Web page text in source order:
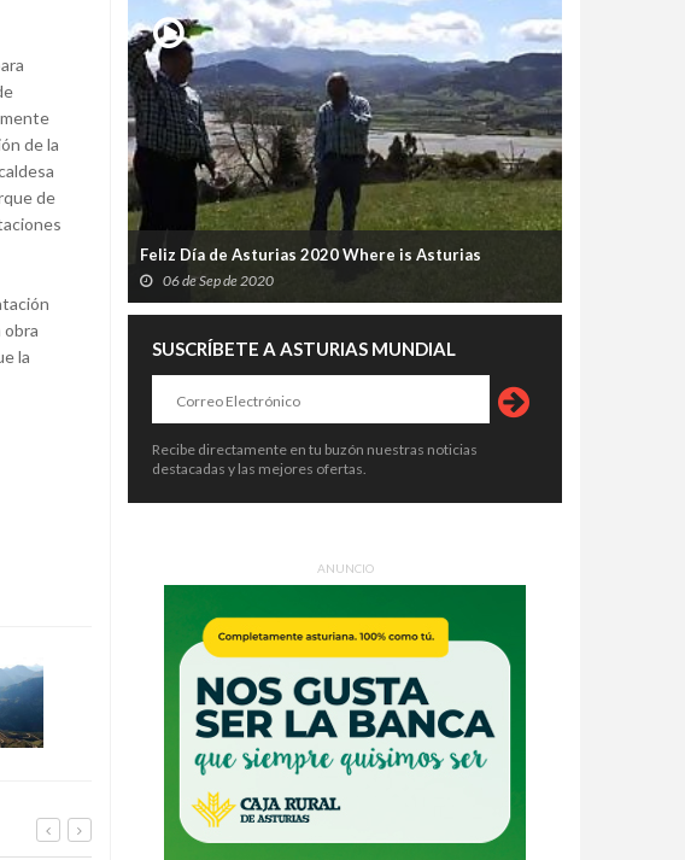
de la
de
obra
la
Feliz Día de Asturias 2020 Where is Asturias
06 de Sep de 2020
SUSCRÍBETE A ASTURIAS MUNDIAL
Recibe directamente en tu buzón nuestras noticias
destacadas y las mejores ofertas.
ANUNCIO